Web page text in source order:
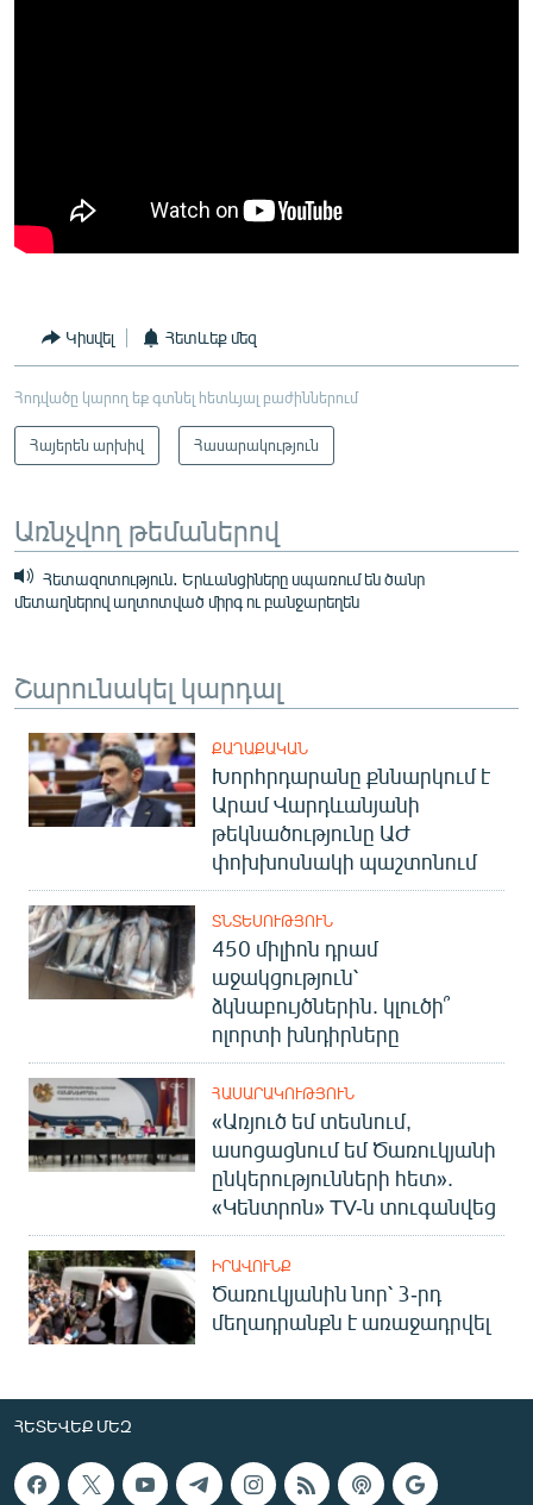
Կիսվել Հետևեք մեզ
Հոդվածը կարող եք գտնել հետևյալ բաժիններում
Հայերեն արխիվ Հասարակություն
Առնչվող թեմաներով
Հետազոտություն․ Երևանցիները սպառում են ծանր
մետաղներով աղտոտված միրգ ու բանջարեղեն
Շարունակել կարդալ
ՔԱՂԱՔԱԿԱՆ
Խորհրդարանը քննարկում է
Արամ Վարդևանյանի
թեկնածությունը ԱԺ
փոխխոսնակի պաշտոնում
ՏՆՏԵՍՈՒԹՅՈՒՆ
450 միլիոն դրամ
աջակցություն՝
ձկնաբույծներին. կլուծի՞
ոլորտի խնդիրները
ՀԱՍԱՐԱԿՈՒԹՅՈՒՆ
«Առյուծ եմ տեսնում,
ասոցացնում եմ Ծառուկյանի
ընկերությունների հետ».
«Կենտրոն» TV-ն տուգանվեց
ԻՐԱՎՈՒՆՔ
Ծառուկյանին նոր՝ 3-րդ
մեղադրանքն է առաջադրվել
ՀԵՏԵՎԵՔ ՄԵԶ